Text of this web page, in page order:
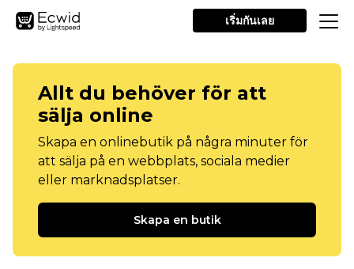
เริ่มกันเลย
Allt du behöver för att
sälja online
Skapa en onlinebutik på några minuter för
att sälja på en webbplats, sociala medier
eller marknadsplatser.
Skapa en butik